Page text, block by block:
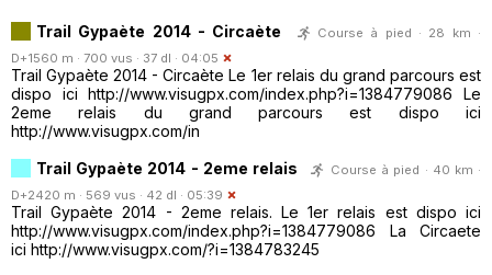
Trail Gypaète 2014 - Circaète
Course à pied · 28 km ·
D+1560 m · 700 vus · 37 dl · 04:05
Trail Gypaète 2014 - Circaète Le 1er relais du grand parcours est
dispo ici http://www.visugpx.com/index.php?i=1384779086 Le
2eme relais du grand parcours est dispo ici
http://www.visugpx.com/in
Trail Gypaète 2014 - 2eme relais
Course à pied · 40 km ·
D+2420 m · 569 vus · 42 dl · 05:39
Trail Gypaète 2014 - 2eme relais. Le 1er relais est dispo ici
http://www.visugpx.com/index.php?i=1384779086 La Circaete
ici http://www.visugpx.com/?i=1384783245